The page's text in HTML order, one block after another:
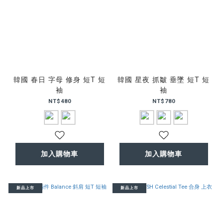
韓國 春日 字母 修身 短T 短
袖
NT$480
加入購物車
韓國 星夜 抓皺 垂墜 短T 短
袖
NT$780
加入購物車
新品上市 新品上市